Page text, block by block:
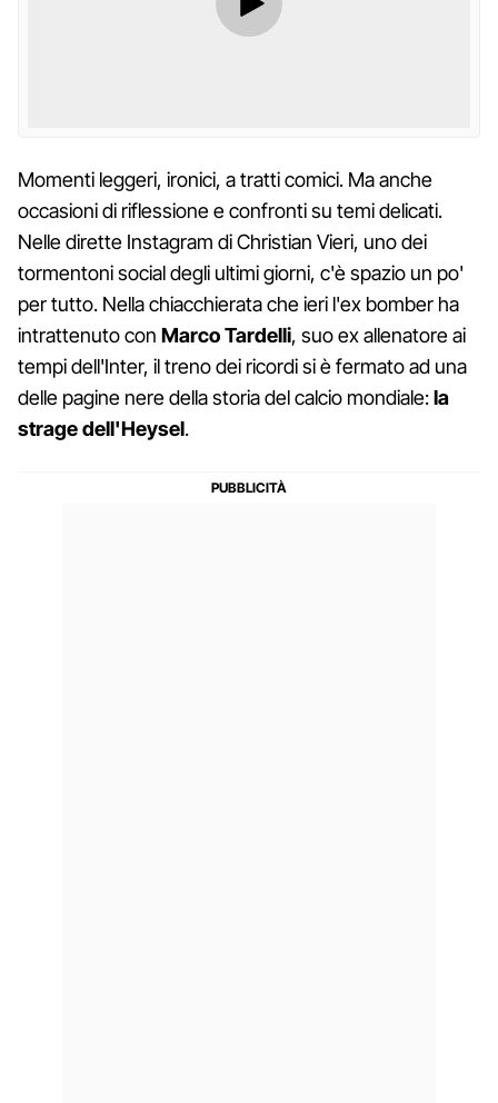
Momenti leggeri, ironici, a tratti comici. Ma anche
occasioni di riflessione e confronti su temi delicati.
Nelle dirette Instagram di Christian Vieri, uno dei
tormentoni social degli ultimi giorni, c'è spazio un po'
per tutto. Nella chiacchierata che ieri l'ex bomber ha
intrattenuto con Marco Tardelli, suo ex allenatore ai
tempi dell'Inter, il treno dei ricordi si è fermato ad una
delle pagine nere della storia del calcio mondiale:la
strage dell'Heysel.